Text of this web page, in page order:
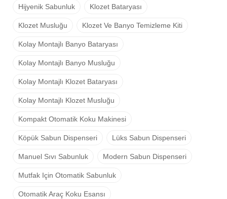
Hijyenik Sabunluk Klozet Bataryası
Klozet Musluğu Klozet Ve Banyo Temizleme Kiti
Kolay Montajlı Banyo Bataryası
Kolay Montajlı Banyo Musluğu
Kolay Montajlı Klozet Bataryası
Kolay Montajlı Klozet Musluğu
Kompakt Otomatik Koku Makinesi
Köpük Sabun Dispenseri Lüks Sabun Dispenseri
Manuel Sıvı Sabunluk Modern Sabun Dispenseri
Mutfak Için Otomatik Sabunluk
Otomatik Araç Koku Esansı